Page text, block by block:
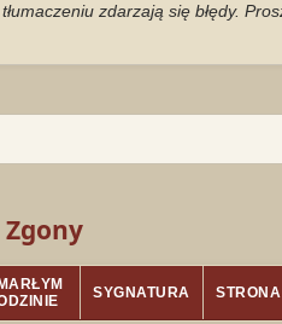
zdarzają się błędy.
Zgony
SYGNATURA STRONA